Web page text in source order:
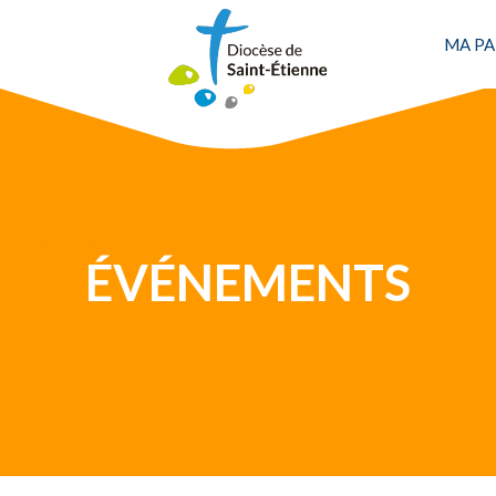
MA
Une personne
ÉVÉNEMENTS